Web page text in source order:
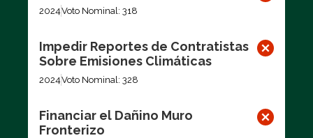
2024Voto Nominal: 318
Impedir Reportes de Contratistas
Sobre Emisiones Climáticas
2024Voto Nominal: 328
Financiar el Dañino Muro
Fronterizo